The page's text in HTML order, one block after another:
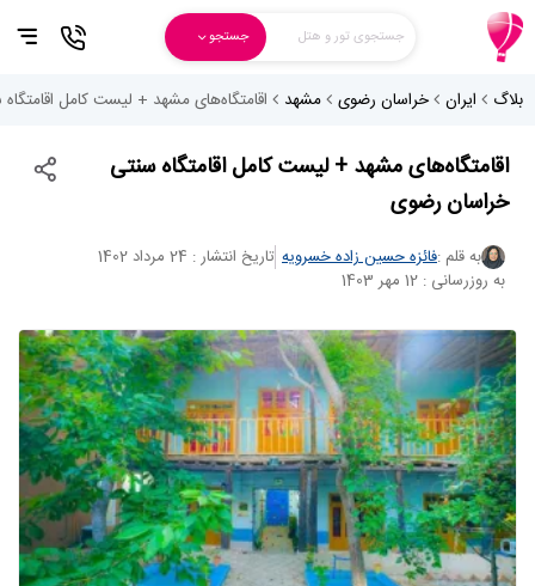
جستجوی تور و هتل جستجو
بلاگ ایران خراسان رضوی مشهد اقامتگاه‌های مشهد + لیست کامل
اقامتگاه‌های مشهد + لیست کامل اقامتگاه سنتی
خراسان رضوی
به قلم :فائزه حسین زاده خسرویه تاریخ انتشار : 24 مرداد 1402
به روزرسانی : 12 مهر 1403